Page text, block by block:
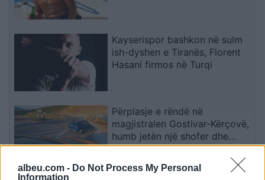
albeu.com - Do Not Process My Personal
Information
Kayserispor bashkon në sulm
ish-dyshen e Tiranës, Florent
Hasani firmos në Turqi
Përplasje e rëndë në
magjistralen Gostivar-Kërçovë,
humb jetën një shofer dhe
plagoset rëndë një tjetër